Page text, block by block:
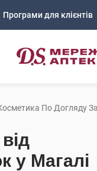
Програми для клієнтів
По Догляду
у Магалі